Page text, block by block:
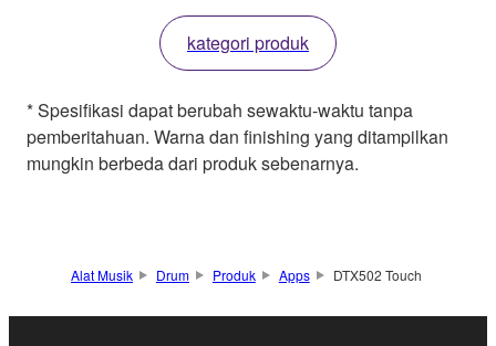
kategori produk
* Spesifikasi dapat berubah sewaktu-waktu tanpa
pemberitahuan. Warna dan finishing yang ditampilkan
mungkin berbeda dari produk sebenarnya.
Alat Musik Drum Produk Apps DTX502 Touch